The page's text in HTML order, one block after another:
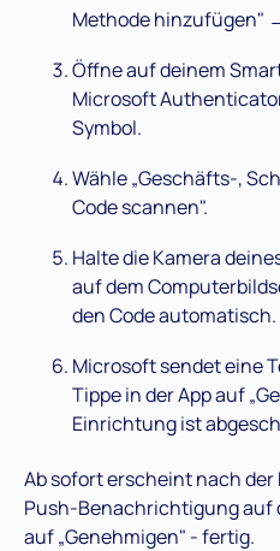
Methode hinzufügen"
Öffne auf deinem
Microsoft
Symbol.
Wähle „Geschäfts-,
Code scannen".
Halte die Kamera
auf dem
den Code automatisch.
Microsoft sendet eine
Tippe in der App auf
Einrichtung ist
Ab sofort erscheint nach
Push-Benachrichtigung auf
auf „Genehmigen" - fertig.